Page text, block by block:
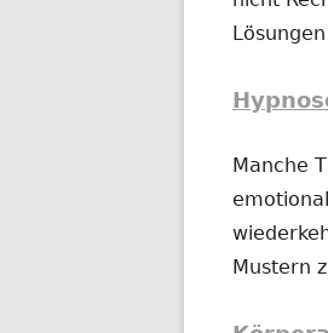
Manche
Mustern